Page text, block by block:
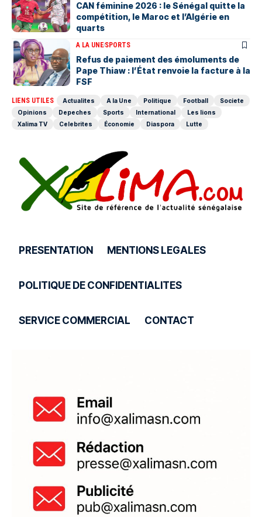
‎CAN féminine 2026 : le Sénégal quitte la
compétition, le Maroc et l’Algérie en
quarts
A LA UNESPORTS
Refus de paiement des émoluments de
Pape Thiaw : l’État renvoie la facture à la
FSF
LIENS UTILES Actualites A la Une Politique Football
Societe
Opinions
Depeches Sports International
Les lions
Xalima TV
Celebrites Économie Diaspora Lutte
PRESENTATION MENTIONS LEGALES
POLITIQUE DE CONFIDENTIALITES
SERVICE COMMERCIAL CONTACT